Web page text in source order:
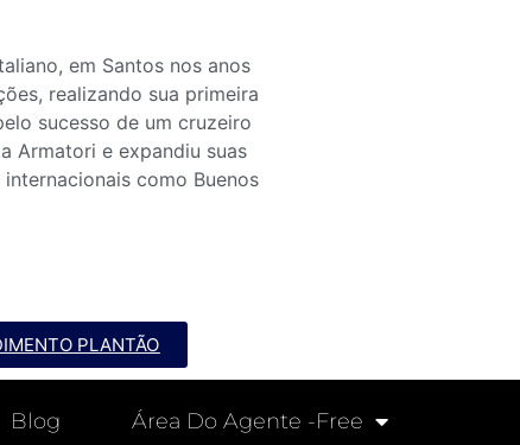
em Santos nos anos
realizando sua primeira
sucesso de um cruzeiro
Armatori e expandiu suas
como Buenos
PLANTÃO
Blog Área Do Agente -free